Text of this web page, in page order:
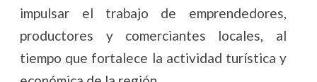
impulsar el trabajo de emprendedores,
productores y comerciantes locales, al
tiempo que fortalece la actividad turística y